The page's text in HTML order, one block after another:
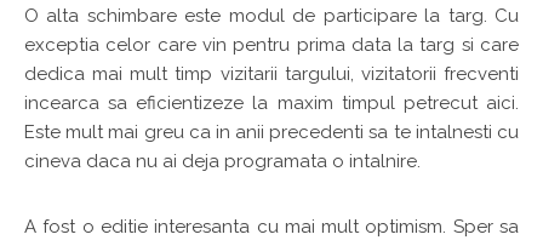
O alta schimbare este modul de participare la targ. Cu
exceptia celor care vin pentru prima data la targ si care
dedica mai mult timp vizitarii targului, vizitatorii frecventi
incearca sa eficientizeze la maxim timpul petrecut aici.
Este mult mai greu ca in anii precedenti sa te intalnesti cu
cineva daca nu ai deja programata o intalnire.
A fost o editie interesanta cu mai mult optimism. Sper sa